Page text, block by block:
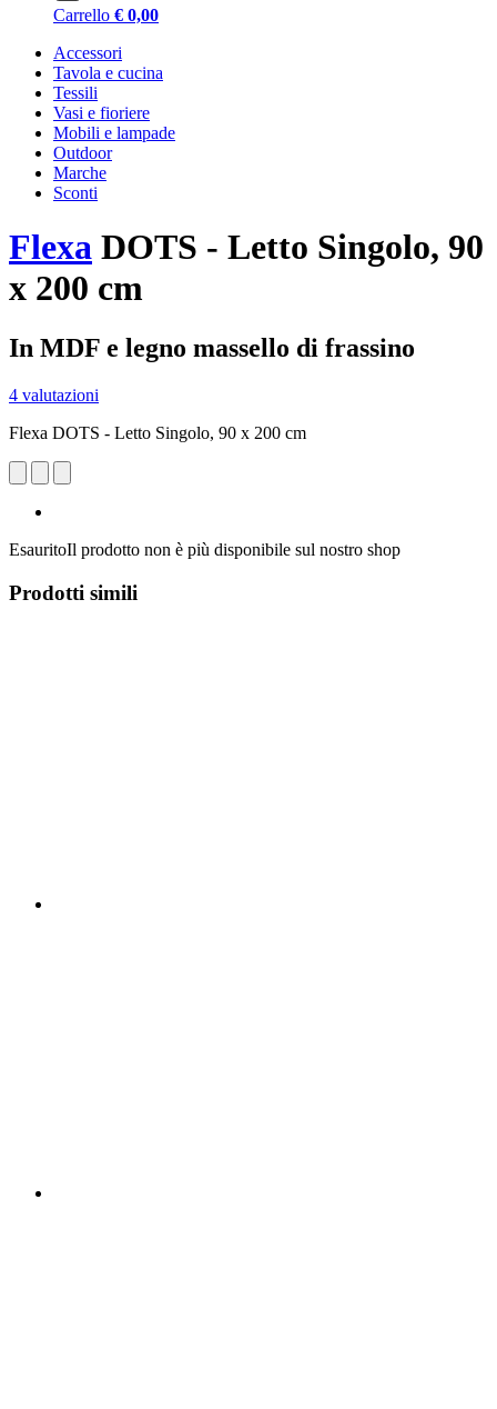
Carrello € 0,00
Accessori
Tavola e cucina
Tessili
Vasi e fioriere
Mobili e lampade
Outdoor
Marche
Sconti
Flexa DOTS - Letto Singolo, 90
x 200 cm
In MDF e legno massello di frassino
4 valutazioni
Flexa DOTS - Letto Singolo, 90 x 200 cm
EsauritoIl prodotto non è più disponibile sul nostro shop
Prodotti simili